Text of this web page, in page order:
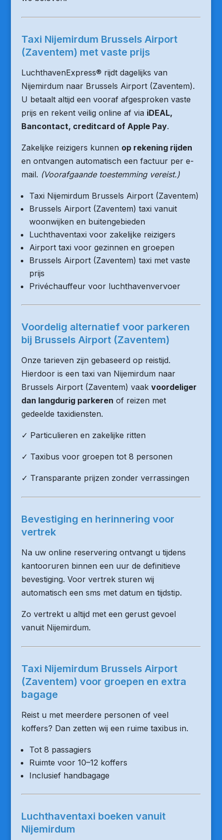
Taxi Nijemirdum Brussels Airport
(Zaventem) met vaste prijs
LuchthavenExpress® rijdt dagelijks van
Nijemirdum naar Brussels Airport (Zaventem).
U betaalt altijd een vooraf afgesproken vaste
prijs en rekent veilig online af via iDEAL,
Bancontact, creditcard of Apple Pay.
Zakelijke reizigers kunnen op rekening rijden
en ontvangen automatisch een factuur per e-
mail. (Voorafgaande toestemming vereist.)
Taxi Nijemirdum Brussels Airport (Zaventem)
Brussels Airport (Zaventem) taxi vanuit
woonwijken en buitengebieden
Luchthaventaxi voor zakelijke reizigers
Airport taxi voor gezinnen en groepen
Brussels Airport (Zaventem) taxi met vaste
prijs
Privéchauffeur voor luchthavenvervoer
Voordelig alternatief voor parkeren
bij Brussels Airport (Zaventem)
Onze tarieven zijn gebaseerd op reistijd.
Hierdoor is een taxi van Nijemirdum naar
Brussels Airport (Zaventem) vaak voordeliger
dan langdurig parkeren of reizen met
gedeelde taxidiensten.
✓ Particulieren en zakelijke ritten
✓ Taxibus voor groepen tot 8 personen
✓ Transparante prijzen zonder verrassingen
Bevestiging en herinnering voor
vertrek
Na uw online reservering ontvangt u tijdens
kantooruren binnen een uur de definitieve
bevestiging. Voor vertrek sturen wij
automatisch een sms met datum en tijdstip.
Zo vertrekt u altijd met een gerust gevoel
vanuit Nijemirdum.
Taxi Nijemirdum Brussels Airport
(Zaventem) voor groepen en extra
bagage
Reist u met meerdere personen of veel
koffers? Dan zetten wij een ruime taxibus in.
Tot 8 passagiers
Ruimte voor 10–12 koffers
Inclusief handbagage
Luchthaventaxi boeken vanuit
Nijemirdum